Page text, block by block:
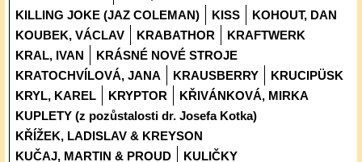
KILLING JOKE (JAZ COLEMAN)
KISS
KOHOUT, DAN
KOUBEK, VÁCLAV
KRABATHOR
KRAFTWERK
KRAL, IVAN
KRÁSNÉ NOVÉ STROJE
KRATOCHVÍLOVÁ, JANA
KRAUSBERRY
KRUCIPÜSK
KRYL, KAREL
KRYPTOR
KŘIVÁNKOVÁ, MIRKA
KUPLETY (z pozůstalosti dr. Josefa Kotka)
KŘÍŽEK, LADISLAV & KREYSON
KUČAJ, MARTIN & PROUD
KULIČKY